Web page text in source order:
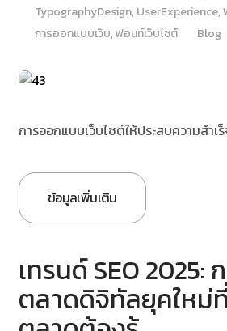
TypographyDesign, UserExperience,
การออกแบบเว็บ,ฟอนท์เว็บไซต์ Blog
การออกแบบเว็บไซต์ให้ประสบความสำ
ข้อมูลเพิ่มเติม
เทรนด์ SEO 2025:
ตลาดดิจิทัลยุคใหม่